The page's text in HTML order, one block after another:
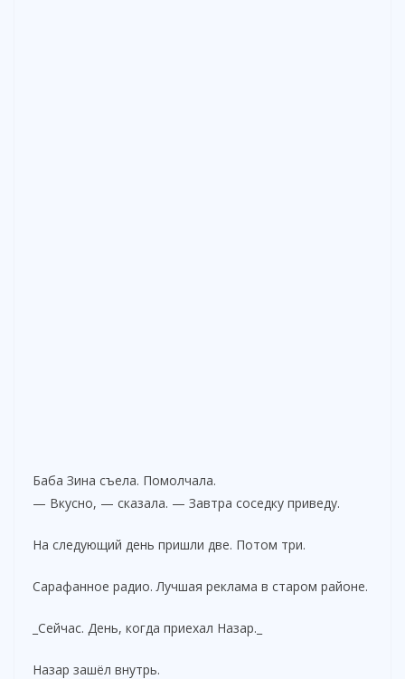
Баба Зина съела. Помолчала.
— Вкусно, — сказала. — Завтра соседку приведу.
На следующий день пришли две. Потом три.
Сарафанное радио. Лучшая реклама в старом районе.
_Сейчас. День, когда приехал Назар._
Назар зашёл внутрь.